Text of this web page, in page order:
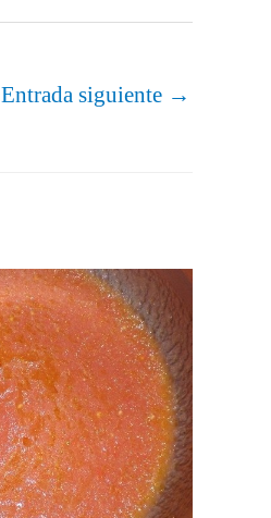
Entrada siguiente →